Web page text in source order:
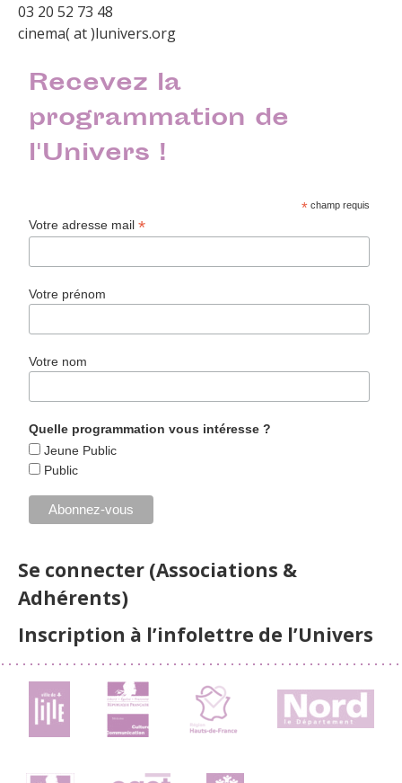
03 20 52 73 48
cinema( at )lunivers.org
Recevez la
programmation de
l'Univers !
* champ requis
Votre adresse mail*
Votre prénom
Votre nom
Quelle programmation vous intéresse ?
Jeune Public
Public
Se connecter (Associations &
Adhérents)
Inscription à l’infolettre de l’Univers